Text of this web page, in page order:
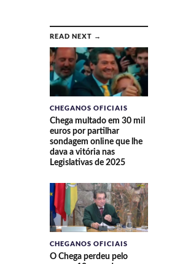
READ NEXT →
CHEGANOS OFICIAIS
Chega multado em 30 mil
euros por partilhar
sondagem online que lhe
dava a vitória nas
Legislativas de 2025
CHEGANOS OFICIAIS
O Chega perdeu pelo